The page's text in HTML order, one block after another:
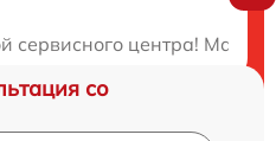
сервисного центра!
со